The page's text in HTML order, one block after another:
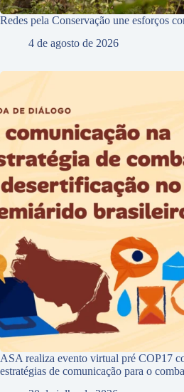
Redes pela Conservação une esforços
4 de agosto de 2026
ASA realiza evento virtual pré COP17
estratégias de comunicação para o